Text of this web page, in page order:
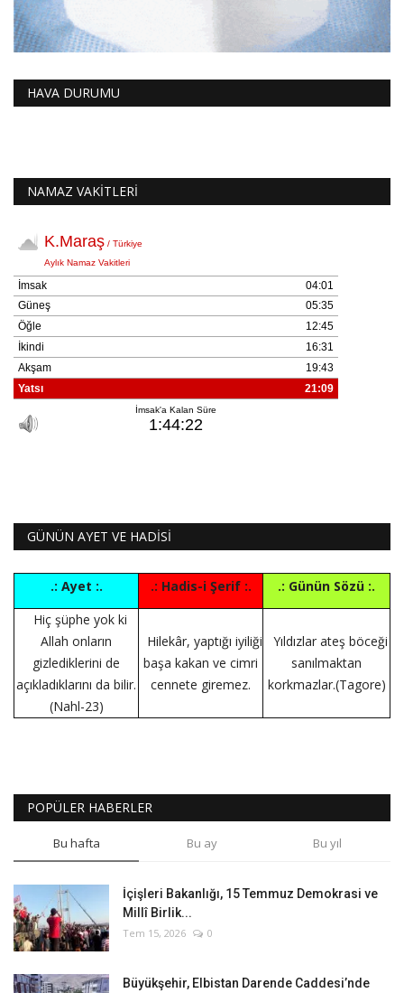
HAVA DURUMU
NAMAZ VAKİTLERİ
GÜNÜN AYET VE HADİSİ
.: Ayet :. .: Hadis-i Şerif :.
.: Günün Sözü :.
Hiç şüphe yok ki
Allah onların
gizlediklerini de
açıkladıklarını da bilir.
(Nahl-23)
Hilekâr, yaptığı iyiliği
başa kakan ve cimri
cennete giremez.
Yıldızlar ateş böceği
sanılmaktan
korkmazlar.(Tagore)
POPÜLER HABERLER
Bu hafta Bu ay Bu yıl
İçişleri Bakanlığı, 15 Temmuz Demokrasi ve
Millî Birlik...
Tem 15, 2026 0
Büyükşehir, Elbistan Darende Caddesi’nde